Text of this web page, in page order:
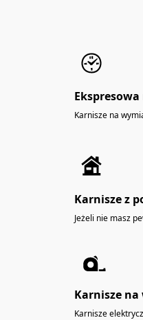
Karnisze na
Karnisze z
Jeżeli nie masz
Karnisze
Karnisze